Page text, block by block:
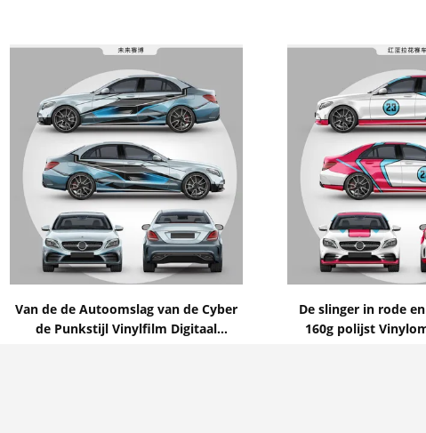
Van de de Autoomslag van de Cyber
de Punkstijl Vinylfilm Digitaal
De slinger in rode
160g polijst